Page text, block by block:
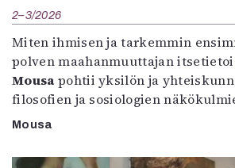
2–3/2026
Miten ihmisen ja tarkemmin
polven maahanmuuttajan
Mousa pohtii yksilön ja
filosofien ja sosiologien
Mousa